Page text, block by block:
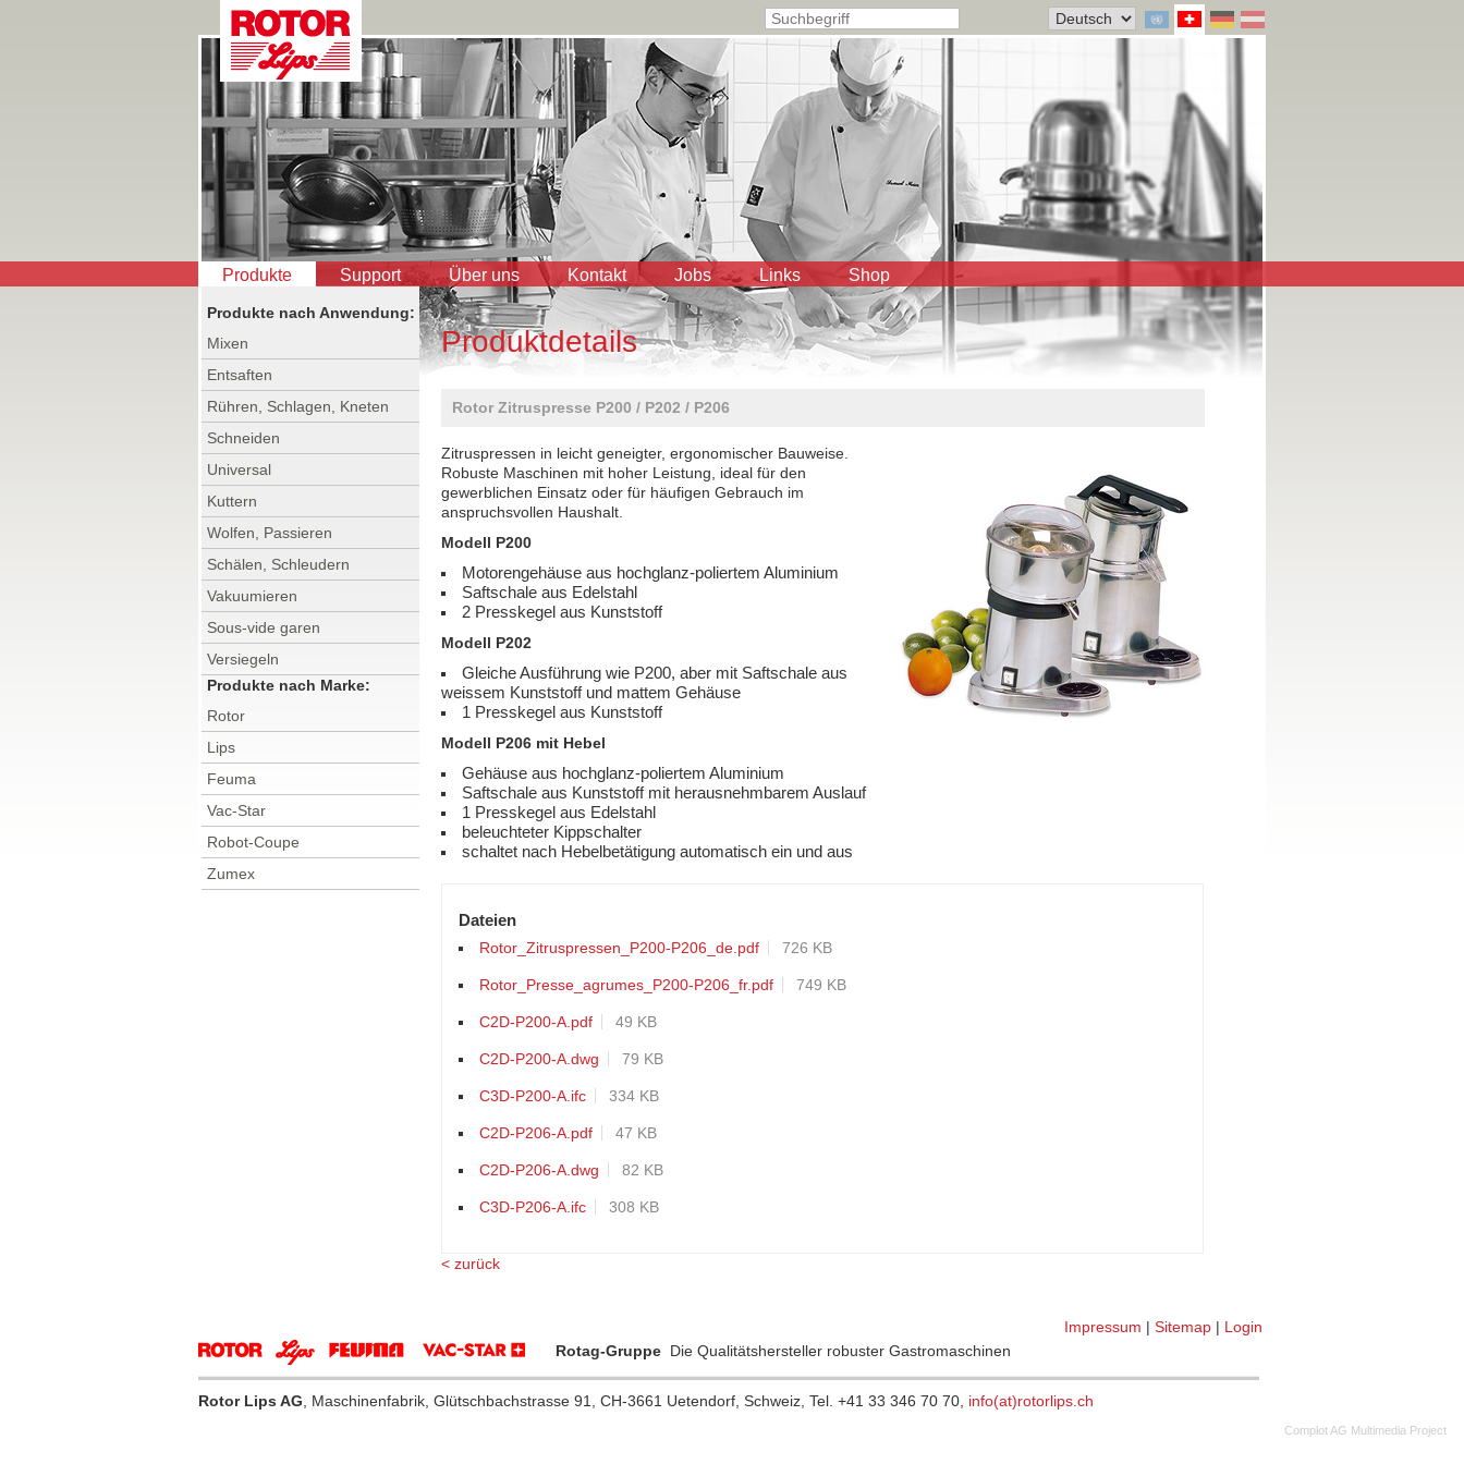
Produkte Support Über uns Kontakt Jobs Links Shop
Produkte nach Anwendung:
Mixen
Entsaften
Rühren, Schlagen, Kneten
Schneiden
Universal
Kuttern
Wolfen, Passieren
Schälen, Schleudern
Vakuumieren
Sous-vide garen
Versiegeln
Produkte nach Marke:
Rotor
Lips
Feuma
Vac-Star
Robot-Coupe
Zumex
Produktdetails
Rotor Zitruspresse P200 / P202 / P206
Zitruspressen in leicht geneigter, ergonomischer Bauweise.
Robuste Maschinen mit hoher Leistung, ideal für den
gewerblichen Einsatz oder für häufigen Gebrauch im
anspruchsvollen Haushalt.
Modell P200
Motorengehäuse aus hochglanz-poliertem Aluminium
Saftschale aus Edelstahl
2 Presskegel aus Kunststoff
Modell P202
Gleiche Ausführung wie P200, aber mit Saftschale aus
weissem Kunststoff und mattem Gehäuse
1 Presskegel aus Kunststoff
Modell P206 mit Hebel
Gehäuse aus hochglanz-poliertem Aluminium
Saftschale aus Kunststoff mit herausnehmbarem Auslauf
1 Presskegel aus Edelstahl
beleuchteter Kippschalter
schaltet nach Hebelbetätigung automatisch ein und aus
Dateien
Rotor_Zitruspressen_P200-P206_de.pdf 726 KB
Rotor_Presse_agrumes_P200-P206_fr.pdf 749 KB
C2D-P200-A.pdf 49 KB
C2D-P200-A.dwg 79 KB
C3D-P200-A.ifc 334 KB
C2D-P206-A.pdf 47 KB
C2D-P206-A.dwg 82 KB
C3D-P206-A.ifc 308 KB
< zurück
Impressum | Sitemap | Login
Rotag-Gruppe Die Qualitätshersteller robuster Gastromaschinen
Rotor Lips AG , Maschinenfabrik, Glütschbachstrasse 91, CH-3661 Uetendorf, Schweiz, Tel. +41 33 346 70 70, info(at)rotorlips.ch
Complot AG Multimedia Project